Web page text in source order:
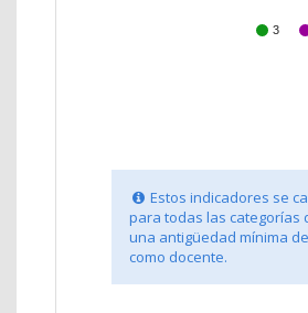
3
Estos indicadores se
para todas las categorías
una antigüedad mínima
como docente.